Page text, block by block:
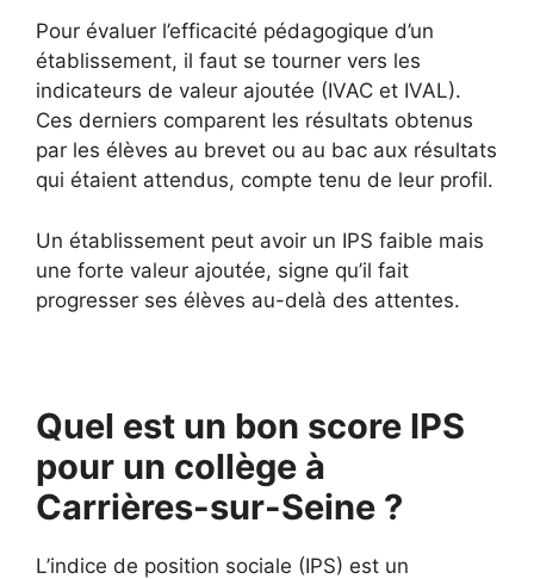
Pour évaluer l’efficacité pédagogique d’un
établissement, il faut se tourner vers les
indicateurs de valeur ajoutée (IVAC et IVAL).
Ces derniers comparent les résultats obtenus
par les élèves au brevet ou au bac aux résultats
qui étaient attendus, compte tenu de leur profil.
Un établissement peut avoir un IPS faible mais
une forte valeur ajoutée, signe qu’il fait
progresser ses élèves au-delà des attentes.
Quel est un bon score IPS
pour un collège à
Carrières-sur-Seine ?
L’indice de position sociale (IPS) est un